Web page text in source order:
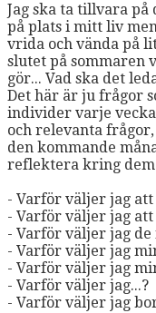
Jag ska ta tillvara på
på plats i mitt liv
vrida och vända på
slutet på sommaren
gör... Vad ska det
Det här är ju frågor
individer varje
och relevanta
den kommande
reflektera kring
- Varför väljer jag
- Varför väljer jag att
- Varför väljer jag
- Varför väljer jag
- Varför väljer jag
- Varför väljer jag...?
- Varför väljer jag